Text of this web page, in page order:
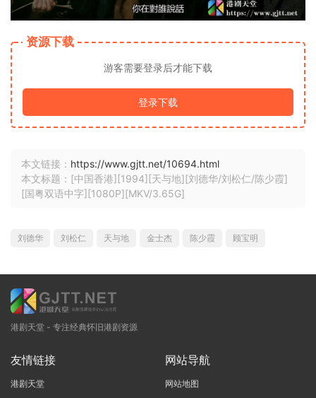
资源下载
游客需要登录后才能下载
登录下载
本文链接： https://www.gjtt.net/10694.html
本文标题：[中国香港][1994][天与地][刘德华/刘松仁/陈少霞]
[国粤双语中字][1080P][MKV/3.65G]
刘德华 刘松仁 天与地 金士杰 陈少霞 顾宝明
港剧天堂 - 专注经典怀旧港剧资源
友情链接
港剧天堂
网站导航
网站地图